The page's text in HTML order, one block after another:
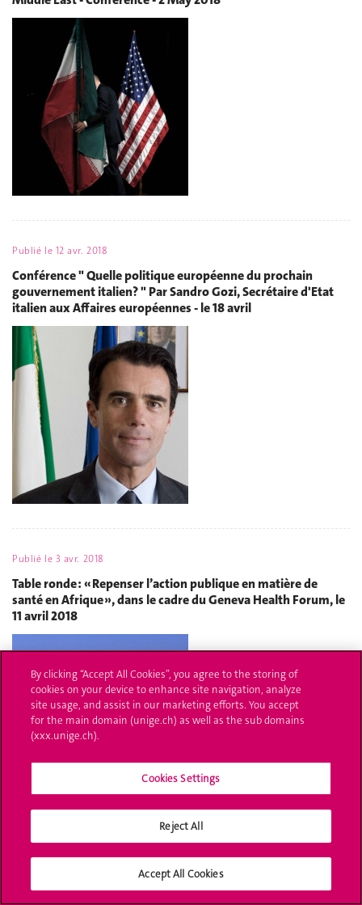
Publié le 12 avr. 2018
Conférence " Quelle politique européenne du prochain
gouvernement italien? " Par Sandro Gozi, Secrétaire d'Etat
italien aux Affaires européennes - le 18 avril
Publié le 3 avr. 2018
Table ronde : « Repenser l’action publique en matière de
santé en Afrique », dans le cadre du Geneva Health Forum, le
11 avril 2018
Liberté, nationalisme et guerres d’indépendance: Cameroun,
By clicking “Accept All Cookies”, you agree to the storing of
cookies on your device to enhance site navigation, analyze
site usage, and assist in our marketing efforts. You accept
for the main domain (unige.ch) as well as the sub domains
(xxx.unige.ch).
Cookies Settings
Reject All
Accept All Cookies